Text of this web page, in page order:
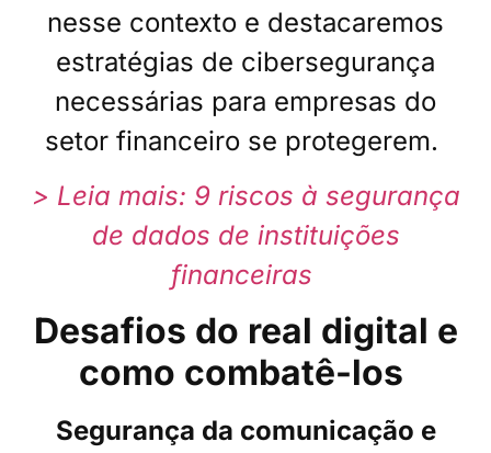
nesse contexto e destacaremos
estratégias de cibersegurança
necessárias para empresas do
setor financeiro se protegerem.
> Leia mais: 9 riscos à segurança
de dados de instituições
financeiras
Desafios do real digital e
como combatê-los
Segurança da comunicação e